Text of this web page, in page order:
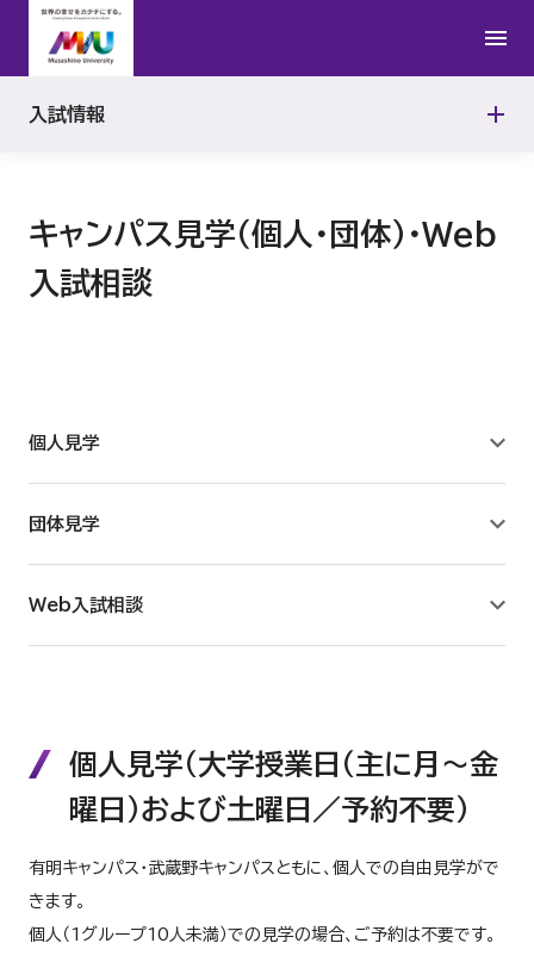
キャンパス見学（個人・団体）・Web
入試相談
個人見学
団体見学
Web入試相談
個人見学（大学授業日（主に月～金
曜日）および土曜日／予約不要）
有明キャンパス・武蔵野キャンパスともに、個人での自由見学がで
きます。
個人（1グループ10人未満）での見学の場合、ご予約は不要です。
入試情報
高等学校等コード表
WebOpenCampus
入学試験要項・出願書類
学部入試
資料請求